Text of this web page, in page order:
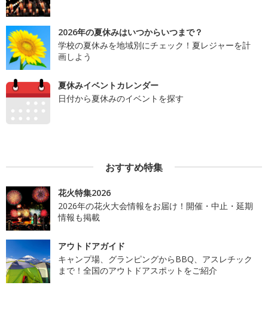
2026年の夏休みはいつからいつまで？
学校の夏休みを地域別にチェック！夏レジャーを計
画しよう
夏休みイベントカレンダー
日付から夏休みのイベントを探す
おすすめ特集
花火特集2026
2026年の花火大会情報をお届け！開催・中止・延期
情報も掲載
アウトドアガイド
キャンプ場、グランピングからBBQ、アスレチック
まで！全国のアウトドアスポットをご紹介